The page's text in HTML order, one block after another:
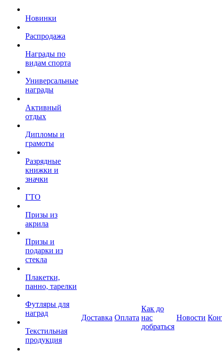
Новинки
Распродажа
Награды по
видам спорта
Универсальные
награды
Активный
отдых
Дипломы и
грамоты
Разрядные
книжки и
значки
ГТО
Призы из
акрила
Призы и
подарки из
стекла
Плакетки,
панно, тарелки
Футляры для
наград
Текстильная
продукция
Доставка Оплата
Как до
нас
добраться
Новости